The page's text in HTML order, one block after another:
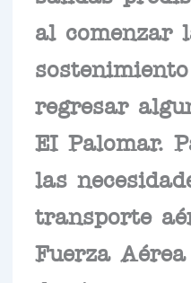
al comenzar
regresar
EI Palomar.
las
transporte
Fuerza Aérea